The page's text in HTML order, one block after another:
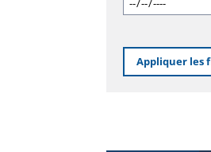
Appliquer les